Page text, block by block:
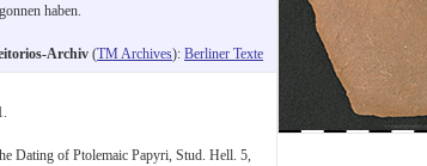
haben.
Archiv (TM Archives): Berliner Texte
Dating of Ptolemaic Papyri, Stud. Hell. 5,